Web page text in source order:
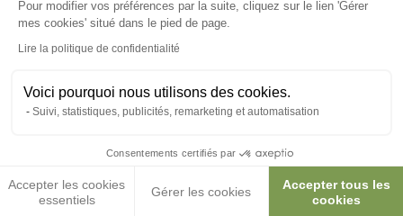
Pour modifier vos préférences par la suite, cliquez sur le lien 'Gérer
mes cookies' situé dans le pied de page.
Lire la politique de confidentialité
Voici pourquoi nous utilisons des cookies.
Suivi, statistiques, publicités, remarketing et automatisation
Consentements certifiés par
Accepter les cookies
essentiels
Gérer les cookies
Accepter tous les
cookies
Axeptio consent
Posez-nous vos questions
Ces produits peuvent vous
intéresser